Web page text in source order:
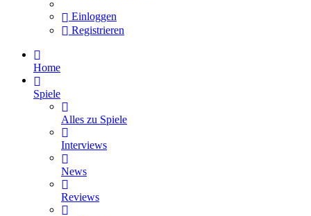
Einloggen
Registrieren
Home
Spiele
Alles zu Spiele
Interviews
News
Reviews